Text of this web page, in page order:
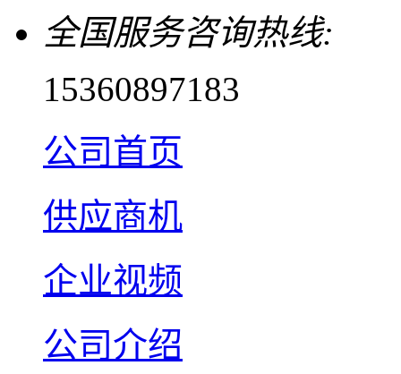
全国服务咨询热线:
15360897183
公司首页
供应商机
企业视频
公司介绍